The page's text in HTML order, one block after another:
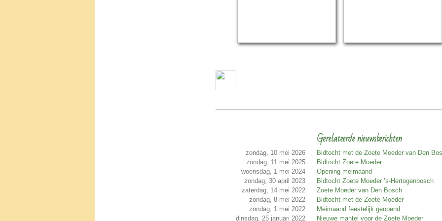
Gerelateerde nieuwsberichten
zondag, 10 mei 2026
Bidtocht met de Zoete Moeder van Den
zondag, 11 mei 2025
Bidtocht Zoete Moeder
woensdag, 1 mei 2024
Opening meimaand
zondag, 30 april 2023
Bidtocht Zoete Moeder ’s-Hertogenbosch
zaterdag, 14 mei 2022
Zoete Moeder van Den Bosch
zondag, 8 mei 2022
Bidtocht met de Zoete Moeder
zondag, 1 mei 2022
Meimaand feestelijk geopend
dinsdag, 25 januari 2022
Nieuwe mantel voor de Zoete Moeder